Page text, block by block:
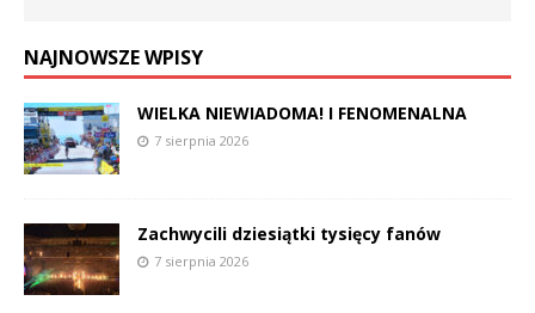
NAJNOWSZE WPISY
WIELKA NIEWIADOMA! I FENOMENALNA
7 sierpnia 2026
Zachwycili dziesiątki tysięcy fanów
7 sierpnia 2026